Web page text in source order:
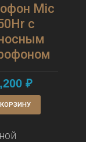
Mic
с
₽